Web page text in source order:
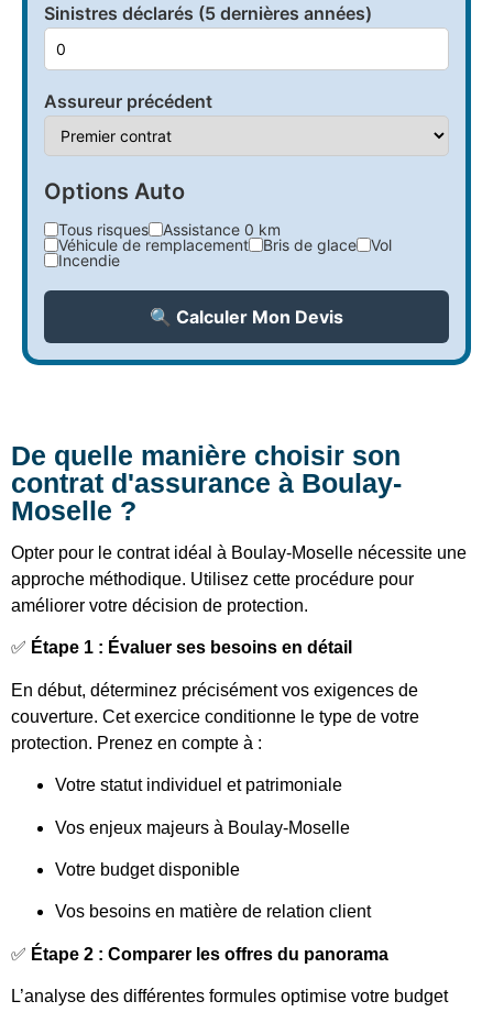
Sinistres déclarés (5 dernières années)
Assureur précédent
Options Auto
Tous risques
Assistance 0 km
Véhicule de remplacement
Bris de glace
Vol
Incendie
🔍 Calculer Mon Devis
De quelle manière choisir son
contrat d'assurance à Boulay-
Moselle ?
Opter pour le contrat idéal à Boulay-Moselle nécessite une
approche méthodique. Utilisez cette procédure pour
améliorer votre décision de protection.
✅ Étape 1 : Évaluer ses besoins en détail
En début, déterminez précisément vos exigences de
couverture. Cet exercice conditionne le type de votre
protection. Prenez en compte à :
Votre statut individuel et patrimoniale
Vos enjeux majeurs à Boulay-Moselle
Votre budget disponible
Vos besoins en matière de relation client
✅ Étape 2 : Comparer les offres du panorama
L’analyse des différentes formules optimise votre budget